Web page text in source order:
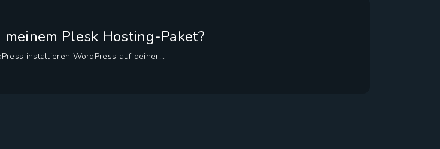
Plesk Hosting-Paket?
installieren WordPress auf deiner...